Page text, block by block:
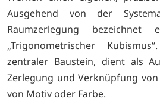
Ausgehend von der
Raumzerlegung
„Trigonometrischer
zentraler Baustein, dient als
Zerlegung und Verknüpfung
von Motiv oder Farbe.